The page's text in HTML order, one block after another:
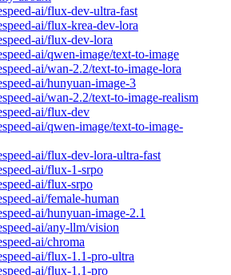
ai/flux-dev-ultra-fast
ai/flux-krea-dev-lora
ai/flux-dev-lora
ai/qwen-image/text-to-image
ai/wan-2.2/text-to-image-lora
ai/hunyuan-image-3
ai/wan-2.2/text-to-image-realism
ai/flux-dev
ai/qwen-image/text-to-image-
ai/flux-dev-lora-ultra-fast
ai/flux-1-srpo
ai/flux-srpo
ai/female-human
ai/hunyuan-image-2.1
ai/any-llm/vision
ai/chroma
ai/flux-1.1-pro-ultra
ai/flux-1.1-pro